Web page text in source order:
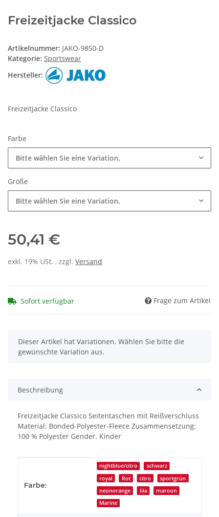
Freizeitjacke Classico
Artikelnummer: JAKO-9850-D
Kategorie: Sportswear
Hersteller:
Freizeitjacke Classico
Farbe
Bitte wählen Sie eine Variation.
Größe
Bitte wählen Sie eine Variation.
50,41 €
exkl. 19% USt. , zzgl. Versand
Sofort verfügbar Frage zum Artikel
x
Dieser Artikel hat Variationen. Wählen Sie bitte die
gewünschte Variation aus.
Beschreibung
Freizeitjacke Classico Seitentaschen mit Reißverschluss
Material: Bonded-Polyester-Fleece Zusammensetzung:
100 % Polyester Gender. Kinder
Farbe:
nightblue/citro
schwarz
royal
Rot citro
sportgrün
neonorange
lila
maroon
Marine